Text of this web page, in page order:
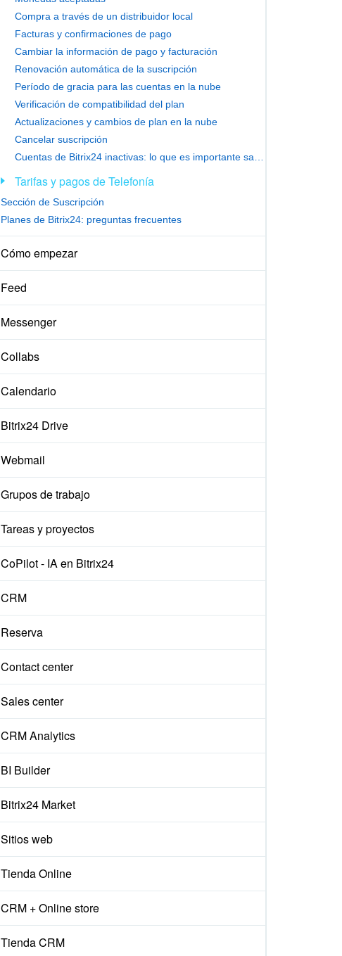
Compra a través de un distribuidor local
Facturas y confirmaciones de pago
Cambiar la información de pago y facturación
Renovación automática de la suscripción
Período de gracia para las cuentas en la nube
Verificación de compatibilidad del plan
Actualizaciones y cambios de plan en la nube
Cancelar suscripción
Tarifas y pagos de Telefonía
Sección de Suscripción
Planes de Bitrix24: preguntas frecuentes
Cómo empezar
Feed
Messenger
Collabs
Calendario
Bitrix24 Drive
Webmail
Grupos de trabajo
Tareas y proyectos
CoPilot - IA en Bitrix24
CRM
Reserva
Contact center
Sales center
CRM Analytics
BI Builder
Bitrix24 Market
Sitios web
Tienda Online
CRM + Online store
Tienda CRM